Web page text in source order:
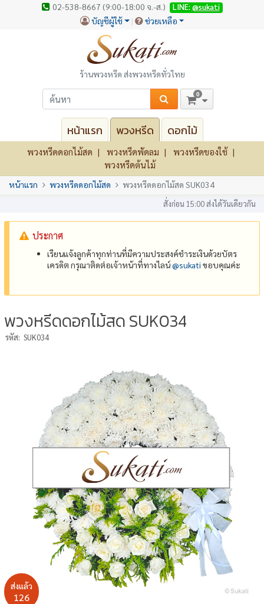
02-538-8667 (9:00-18:00 จ.-ส.) LINE: @sukati
บัญชีผู้ใช้ ช่วยเหลือ
ร้านพวงหรีด ส่งพวงหรีดทั่วไทย
0
หน้าแรก พวงหรีด ดอกไม้
พวงหรีดดอกไม้สด พวงหรีดพัดลม
พวงหรีดของใช้
พวงหรีดต้นไม้
หน้าแรก พวงหรีดดอกไม้สด พวงหรีดดอกไม้สด SUK034
สั่งก่อน 15:00 ส่งได้วันเดียวกัน
ประกาศ
เรียนแจ้งลูกค้าทุกท่านที่มีความประสงค์ชำระเงินด้วยบัตร
เครดิต กรุณาติดต่อเจ้าหน้าที่ทางไลน์@‌sukati ขอบคุณค่ะ
พวงหรีดดอกไม้สด SUK034
รหัส: SUK034
ส่งแล้ว
126